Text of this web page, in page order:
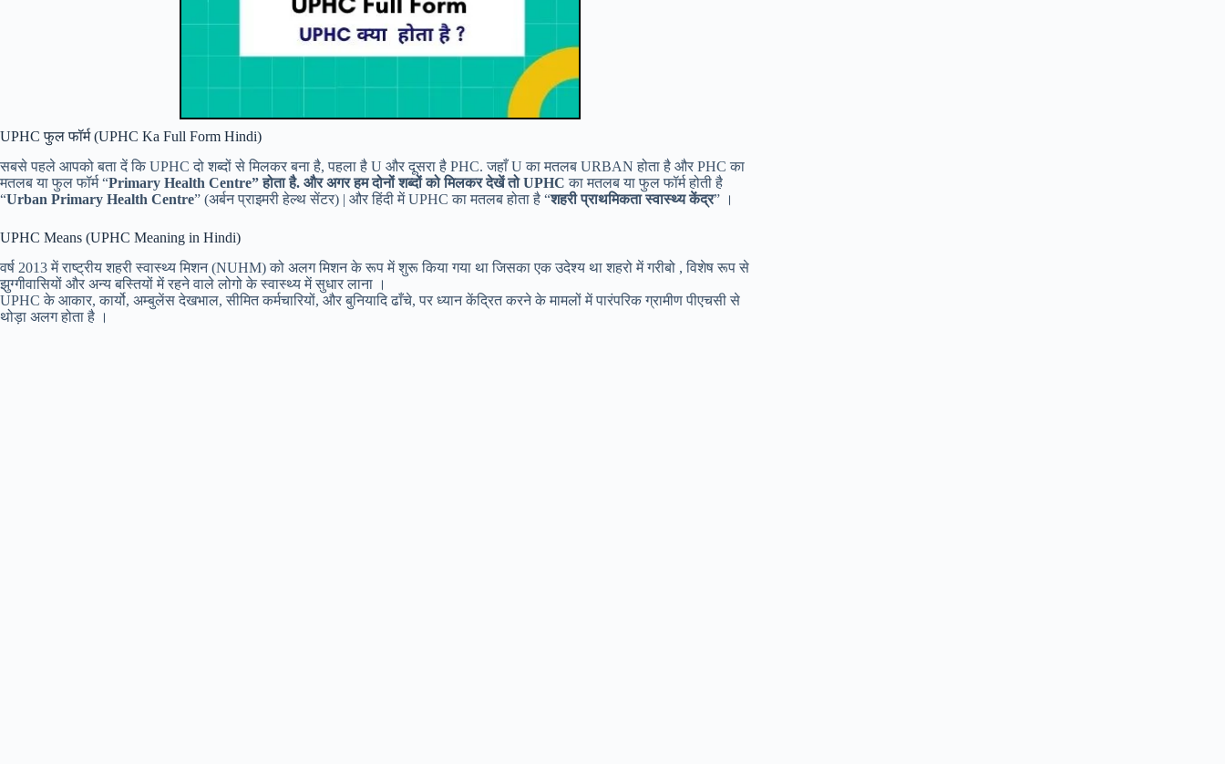
UPHC फुल फॉर्म (UPHC Ka Full Form Hindi)
सबसे पहले आपको बता दें कि UPHC दो शब्दों से मिलकर बना है, पहला है U और दूसरा है PHC. जहाँ U का मतलब URBAN होता है और PHC का
मतलब या फुल फॉर्म “Primary Health Centre” होता है. और अगर हम दोनों शब्दों को मिलकर देखें तो UPHCका मतलब या फुल फॉर्म होती है
“Urban Primary Health Centre” (अर्बन प्राइमरी हेल्थ सेंटर) | और हिंदी में UPHC का मतलब होता है “शहरी प्राथमिकता स्वास्थ्य केंद्र” ।
UPHC Means (UPHC Meaning in Hindi)
वर्ष 2013 में राष्ट्रीय शहरी स्वास्थ्य मिशन (NUHM) को अलग मिशन के रूप में शुरू किया गया था जिसका एक उदेश्य था शहरो में गरीबो , विशेष रूप से
झुग्गीवासियों और अन्य बस्तियों में रहने वाले लोगो के स्वास्थ्य में सुधार लाना ।
UPHC के आकार, कार्यो, अम्बुलेंस देखभाल, सीमित कर्मचारियों, और बुनियादि ढाँचे, पर ध्यान केंद्रित करने के मामलों में पारंपरिक ग्रामीण पीएचसी से
थोड़ा अलग होता है ।